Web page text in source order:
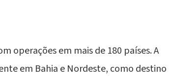
operações em mais de 180 países. A
em Bahia e Nordeste, como destino